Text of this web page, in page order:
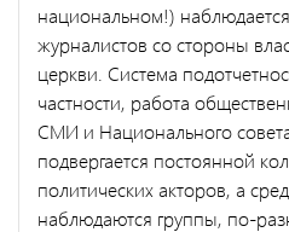
национальном!)
журналистов со стороны
церкви. Система
частности, работа
СМИ и Национального
подвергается постоянной
политических акторов, а
наблюдаются группы, по-